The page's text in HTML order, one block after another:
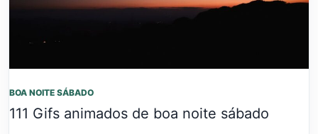
BOA NOITE SÁBADO
111 Gifs animados de boa noite sábado